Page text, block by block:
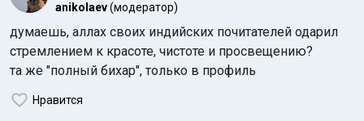
anikolaev(модератор)
думаешь, аллах своих индийских почитателей одарил
стремлением к красоте, чистоте и просвещению?
та же "полный бихар", только в профиль
Нравится